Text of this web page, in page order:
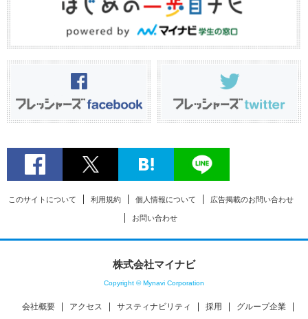
このサイトについて 利用規約 個人情報について 広告掲載のお問い合わせ
お問い合わせ
株式会社マイナビ
Copyright © Mynavi Corporation
会社概要 アクセス サスティナビリティ 採用 グループ企業